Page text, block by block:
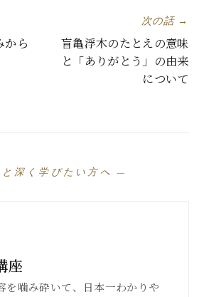
から
次の話 →
盲亀浮木のたとえの意味
と「ありがとう」の由来
について
深く学びたい方へ —
座
を噛み砕いて、日本一わかりや